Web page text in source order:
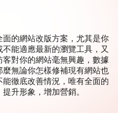
的網站改版方案，尤其是你
能適應最新的瀏覽工具，又
對你的網站毫無興趣，數據
無論你怎樣修補現有網站也
徹底改善情況，唯有全面的
升形象，增加營銷。